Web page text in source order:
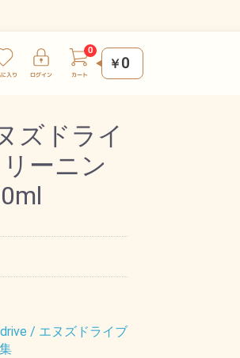
￥0
ズドライ
ーニン
/ エヌズドライブ